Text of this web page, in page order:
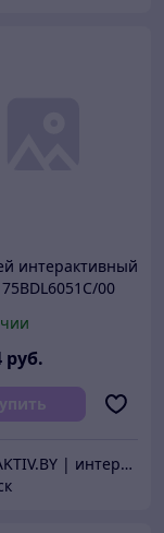
интерактивный
00
руб.
INTERAKTIV.BY | интерактивное оборудование